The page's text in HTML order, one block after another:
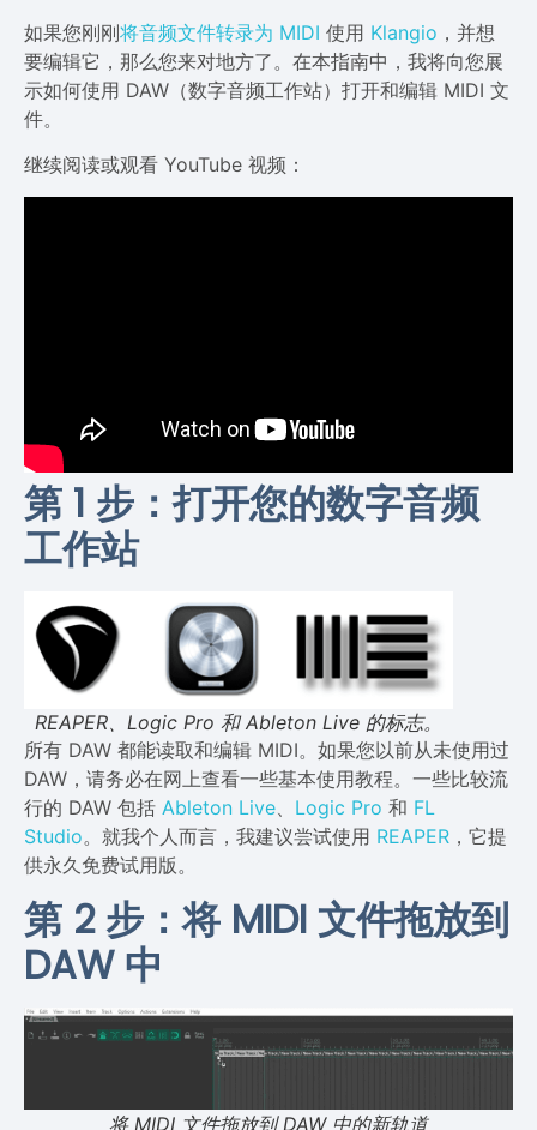
如果您刚刚将音频文件转录为 MIDI 使用 Klangio ，并想
要编辑它，那么您来对地方了。在本指南中，我将向您展
示如何使用 DAW（数字音频工作站）打开和编辑 MIDI 文
件。
继续阅读或观看 YouTube 视频：
第 1 步：打开您的数字音频
工作站
REAPER、Logic Pro 和 Ableton Live 的标志。
所有 DAW 都能读取和编辑 MIDI。如果您以前从未使用过
DAW，请务必在网上查看一些基本使用教程。一些比较流
行的 DAW 包括 Ableton Live、 Logic Pro 和 FL
Studio。就我个人而言，我建议尝试使用 REAPER ，它提
供永久免费试用版。
第 2 步：将 MIDI 文件拖放到
DAW 中
将 MIDI 文件拖放到 DAW 中的新轨道